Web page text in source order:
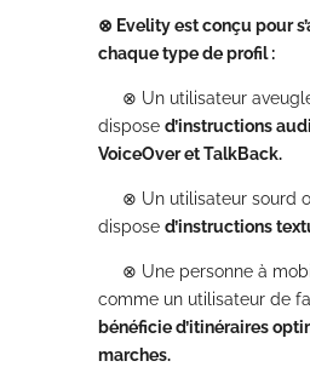
⊗ Evelity est conçu pour
chaque type de profil :
⊗ Un utilisateur
dispose d’instructions
VoiceOver et TalkBack.
⊗ Un utilisateur sourd
dispose d’instructions
⊗ Une personne à
comme un utilisateur de
bénéficie d’itinéraires
marches.